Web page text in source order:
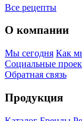
Все рецепты
О компании
Мы сегодня Как
Социальные
Обратная связь
Продукция